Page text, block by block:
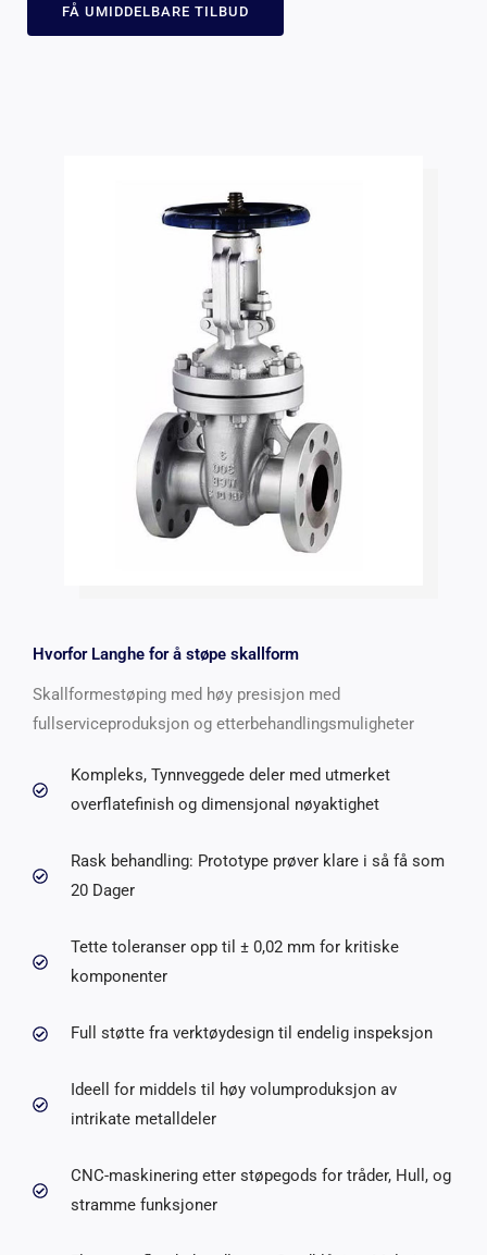
FÅ UMIDDELBARE TILBUD
Hvorfor Langhe for å støpe skallform
Skallformestøping med høy presisjon med
fullserviceproduksjon og etterbehandlingsmuligheter
Kompleks, Tynnveggede deler med utmerket
overflatefinish og dimensjonal nøyaktighet
Rask behandling: Prototype prøver klare i så få som
20 Dager
Tette toleranser opp til ± 0,02 mm for kritiske
komponenter
Full støtte fra verktøydesign til endelig inspeksjon
Ideell for middels til høy volumproduksjon av
intrikate metalldeler
CNC-maskinering etter støpegods for tråder, Hull, og
stramme funksjoner